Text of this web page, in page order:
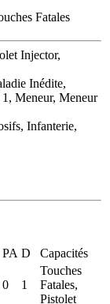
Fatales
Injector,
Inédite,
Meneur, Meneur
Infanterie,
PA D Capacités
0 1
Touches
Fatales,
Pistolet